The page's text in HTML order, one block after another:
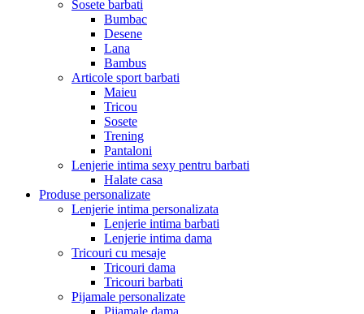
Sosete barbati
Bumbac
Desene
Lana
Bambus
Articole sport barbati
Maieu
Tricou
Sosete
Trening
Pantaloni
Lenjerie intima sexy pentru barbati
Halate casa
Produse personalizate
Lenjerie intima personalizata
Lenjerie intima barbati
Lenjerie intima dama
Tricouri cu mesaje
Tricouri dama
Tricouri barbati
Pijamale personalizate
Pijamale dama